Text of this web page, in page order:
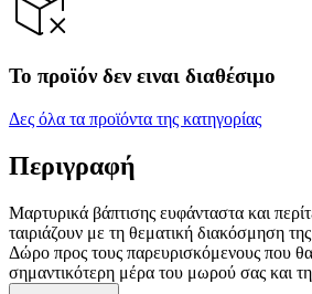
Το προϊόν δεν ειναι διαθέσιμο
Δες όλα τα προϊόντα της κατηγορίας
Περιγραφή
Μαρτυρικά βάπτισης ευφάνταστα και
ταιριάζουν με τη θεματική διακόσμηση
Δώρο προς τους παρευρισκόμενους που θα
σημαντικότερη μέρα του μωρού σας και